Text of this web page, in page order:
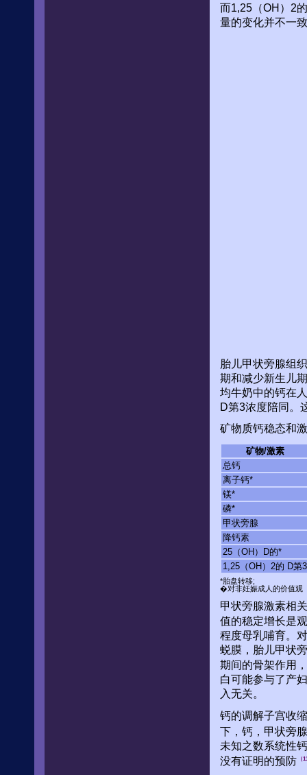
而1,25（OH）2
量的变化并不一
胎儿甲状旁腺组
期和减少新生儿
均牛奶中的钙在
D第3浓度陪同。
矿物质钙稳态和
矿物/激素
总钙
离子钙*
镁*
磷*
甲状旁腺
降钙素
25（OH）D的*
1,25（OH）2的 D第3
*胎盘转移;
�对非妊娠成人的价值观
甲状旁腺激素相
值的稳定增长是
程度母乳哺育。
蜕膜，胎儿甲状
期间的骨架作用
白可能参与了产
入无关。
钙的调解子宫收
下，钙，甲状旁
未知之数系统性
没有证明的预防
（